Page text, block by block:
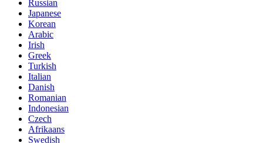
Russian
Japanese
Korean
Arabic
Irish
Greek
Turkish
Italian
Danish
Romanian
Indonesian
Czech
Afrikaans
Swedish